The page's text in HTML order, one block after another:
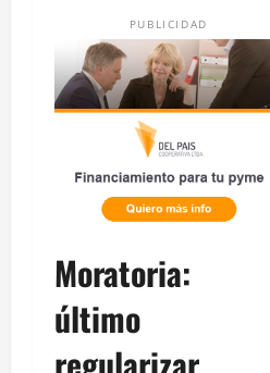
PUBLICIDAD
Moratoria:
último